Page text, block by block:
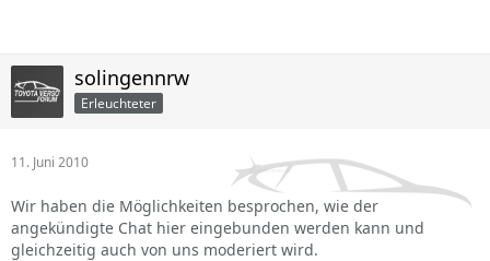
solingennrw
Erleuchteter
11. Juni 2010
Wir haben die Möglichkeiten besprochen, wie der
angekündigte Chat hier eingebunden werden kann und
gleichzeitig auch von uns moderiert wird.